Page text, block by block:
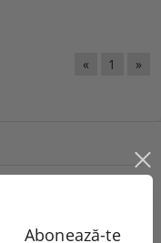
« 1 »
Abonează-te